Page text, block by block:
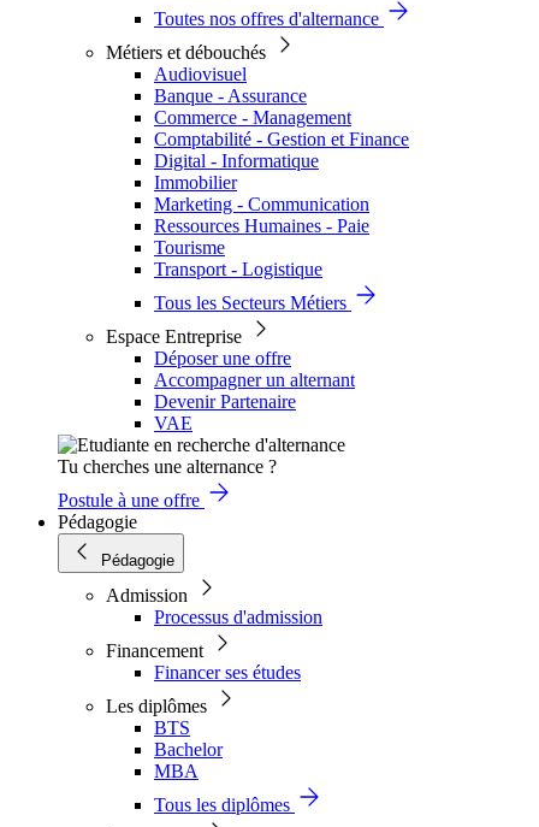
Toutes nos offres d'alternance
Métiers et débouchés
Audiovisuel
Banque - Assurance
Commerce - Management
Comptabilité - Gestion et Finance
Digital - Informatique
Immobilier
Marketing - Communication
Ressources Humaines - Paie
Tourisme
Transport - Logistique
Tous les Secteurs Métiers
Espace Entreprise
Déposer une offre
Accompagner un alternant
Devenir Partenaire
VAE
Tu cherches une alternance ?
Postule à une offre
Pédagogie
Pédagogie
Admission
Processus d'admission
Financement
Financer ses études
Les diplômes
BTS
Bachelor
MBA
Tous les diplômes